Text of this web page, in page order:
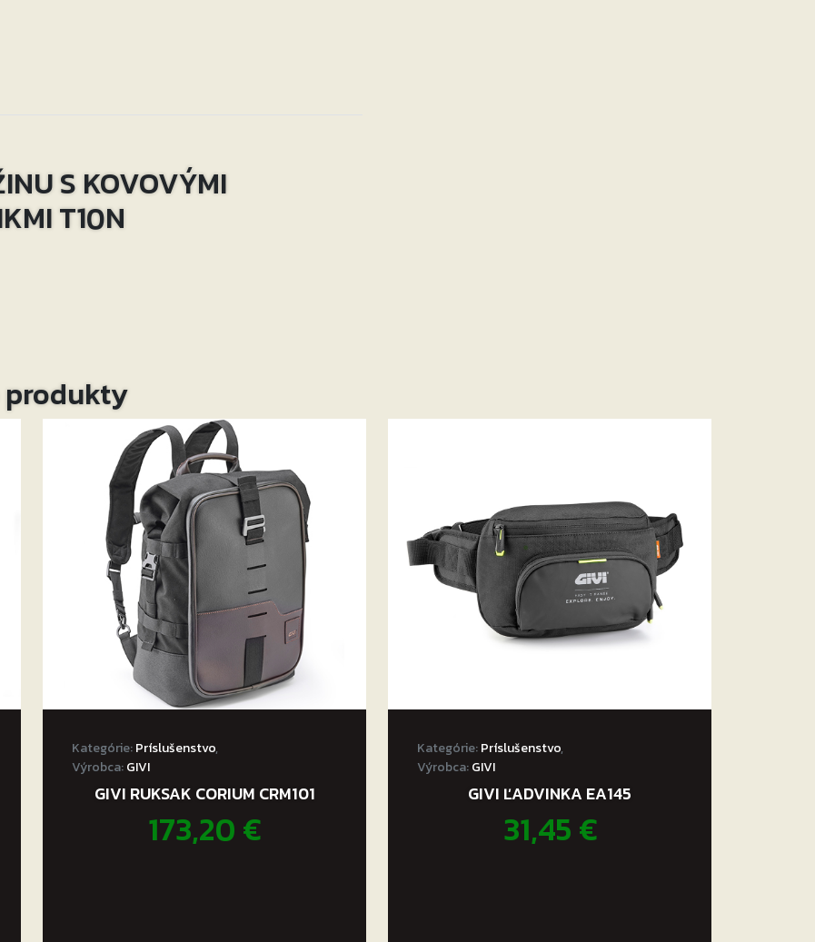
S KOVOVÝMI
T10N
Kategórie:Príslušenstvo,
Výrobca:GIVI
GIVI RUKSAK CORIUM CRM101
173,20€
Kategórie:Príslušenstvo,
Výrobca:GIVI
GIVI ĽADVINKA EA145
31,45€